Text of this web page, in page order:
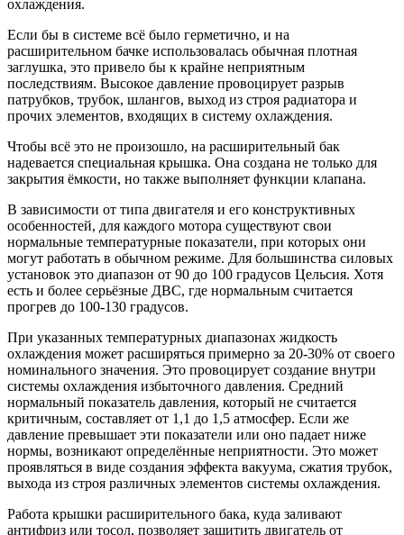
охлаждения.
Если бы в системе всё было герметично, и на
расширительном бачке использовалась обычная плотная
заглушка, это привело бы к крайне неприятным
последствиям. Высокое давление провоцирует разрыв
патрубков, трубок, шлангов, выход из строя радиатора и
прочих элементов, входящих в систему охлаждения.
Чтобы всё это не произошло, на расширительный бак
надевается специальная крышка. Она создана не только для
закрытия ёмкости, но также выполняет функции клапана.
В зависимости от типа двигателя и его конструктивных
особенностей, для каждого мотора существуют свои
нормальные температурные показатели, при которых они
могут работать в обычном режиме. Для большинства силовых
установок это диапазон от 90 до 100 градусов Цельсия. Хотя
есть и более серьёзные ДВС, где нормальным считается
прогрев до 100-130 градусов.
При указанных температурных диапазонах жидкость
охлаждения может расширяться примерно за 20-30% от своего
номинального значения. Это провоцирует создание внутри
системы охлаждения избыточного давления. Средний
нормальный показатель давления, который не считается
критичным, составляет от 1,1 до 1,5 атмосфер. Если же
давление превышает эти показатели или оно падает ниже
нормы, возникают определённые неприятности. Это может
проявляться в виде создания эффекта вакуума, сжатия трубок,
выхода из строя различных элементов системы охлаждения.
Работа крышки расширительного бака, куда заливают
антифриз или тосол, позволяет защитить двигатель от